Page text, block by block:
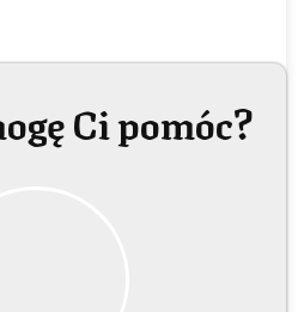
Ci pomóc?